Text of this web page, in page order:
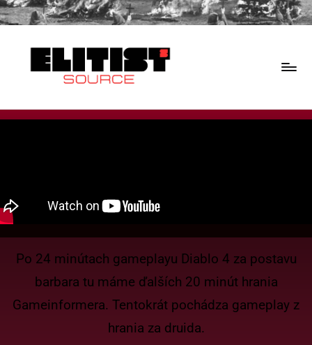
Po 24 minútach gameplayu Diablo 4 za postavu
barbara tu máme ďalších 20 minút hrania
Gameinformera. Tentokrát pochádza gameplay z
hrania za druida.